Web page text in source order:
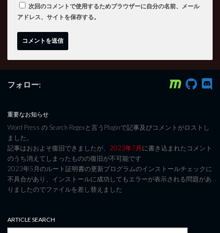
次回のコメントで使用するためブラウザーに自分の名前、メール
アドレス、サイトを保存する。
フォロー:
重要なお知らせ
Word Press の Search Regexと言うPluginで記事及びコメントがロストし
ました。
記事はおおよそ復旧できましたが、 2023年7月に書き込まれたコメント
のうち消えてしまったものの復旧が不可能です
2023年5月のルート証明書の更新プログラムのインストールチェックに
不具合があり、インストールに成功してもエラーが表示される問題があ
りましたのでファイルを差し替えました
ARTICLE SEARCH